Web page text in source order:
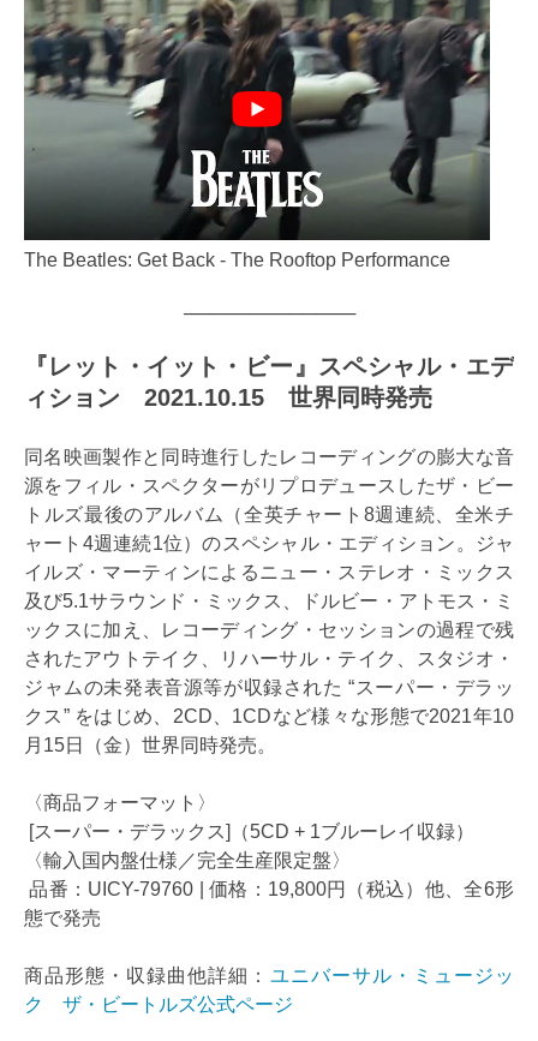
The Beatles: Get Back - The Rooftop Performance
─────────────
『レット・イット・ビー』スペシャル・エデ
ィション 2021.10.15 世界同時発売
同名映画製作と同時進行したレコーディングの膨大な音
源をフィル・スペクターがリプロデュースしたザ・ビー
トルズ最後のアルバム（全英チャート8週連続、全米チ
ャート4週連続1位）のスペシャル・エディション。ジャ
イルズ・マーティンによるニュー・ステレオ・ミックス
及び5.1サラウンド・ミックス、ドルビー・アトモス・ミ
ックスに加え、レコーディング・セッションの過程で残
されたアウトテイク、リハーサル・テイク、スタジオ・
ジャムの未発表音源等が収録された “スーパー・デラッ
クス” をはじめ、2CD、1CDなど様々な形態で2021年10
月15日（金）世界同時発売。
〈商品フォーマット〉
[スーパー・デラックス]（5CD + 1ブルーレイ収録）
〈輸入国内盤仕様／完全生産限定盤〉
品番：UICY-79760 | 価格：19,800円（税込）他、全6形
態で発売
商品形態・収録曲他詳細： ユニバーサル・ミュージッ
ク ザ・ビートルズ公式ページ